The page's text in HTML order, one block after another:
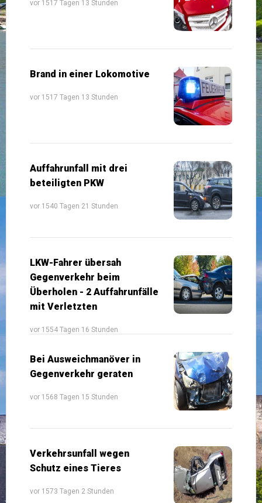
vor 1517 Tagen 13 Stunden
Brand in einer Lokomotive
vor 1517 Tagen 13 Stunden
Auffahrunfall mit drei
beteiligten PKW
vor 1540 Tagen 21 Stunden
LKW-Fahrer übersah
Gegenverkehr beim
Überholen - 2 Auffahrunfälle
mit Verletzten
vor 1554 Tagen 16 Stunden
Bei Ausweichmanöver in
Gegenverkehr geraten
vor 1568 Tagen 15 Stunden
Verkehrsunfall wegen
Schutz eines Tieres
vor 1573 Tagen 2 Stunden